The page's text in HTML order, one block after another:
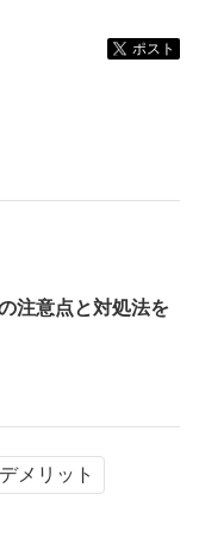
ポスト
注意点と対処法を
メリット